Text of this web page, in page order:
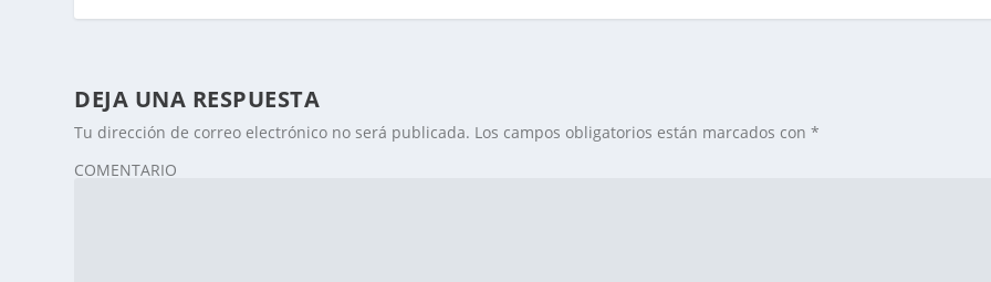
DEJA UNA RESPUESTA
Tu dirección de correo electrónico no será publicada. Los campos obligatorios están marcados con*
COMENTARIO